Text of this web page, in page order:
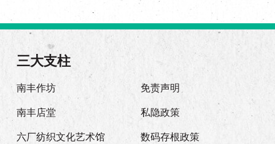
三大支柱
南丰作坊
南丰店堂
六厂纺织文化艺术馆
免责声明
私隐政策
数码存根政策